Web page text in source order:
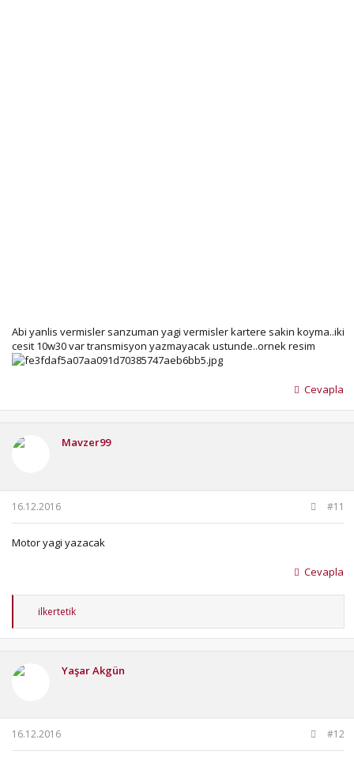
Abi yanlis vermisler sanzuman yagi vermisler kartere sakin koyma..iki
cesit 10w30 var transmisyon yazmayacak ustunde..ornek resim
Cevapla
Mavzer99
16.12.2016 #11
Motor yagi yazacak
Cevapla
T
p
ilkertetik
Yaşar Akgün
16.12.2016 #12